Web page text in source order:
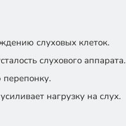
слуховых клеток.
слухового аппарата.
нагрузку на слух.